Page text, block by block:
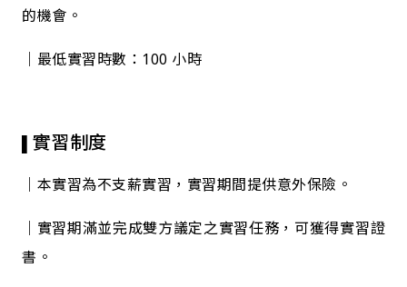
的機會。
｜最低實習時數：100 小時
實習制度
｜本實習為不支薪實習，實習期間提供意外保險。
｜實習期滿並完成雙方議定之實習任務，可獲得實習證
書。